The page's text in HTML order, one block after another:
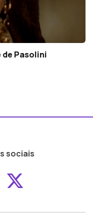
de Pasolini
sociais
ao ao